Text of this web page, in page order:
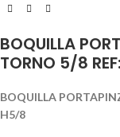
BOQUILLA
TORNO 5/8
BOQUILLA
H5/8